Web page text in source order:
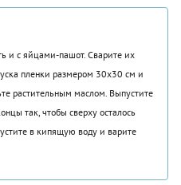
и с яйцами-пашот. Сварите их
пленки размером 30х30 см и
растительным маслом. Выпустите
так, чтобы сверху осталось
в кипящую воду и варите